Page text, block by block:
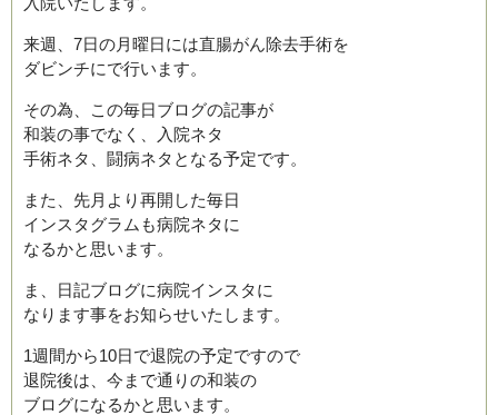
来週、7日の月曜日には直腸がん除去手術を
ダビンチにで行います。
その為、この毎日ブログの記事が
和装の事でなく、入院ネタ
手術ネタ、闘病ネタとなる予定です。
また、先月より再開した毎日
インスタグラムも病院ネタに
なるかと思います。
ま、日記ブログに病院インスタに
なります事をお知らせいたします。
1週間から10日で退院の予定ですので
退院後は、今まで通りの和装の
ブログになるかと思います。